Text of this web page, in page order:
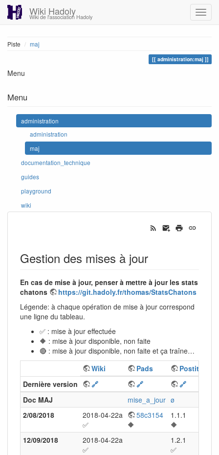
Wiki Hadoly
Wiki de l'association Hadoly
Piste maj
administration:maj
Menu
Menu
administration
administration
maj
documentation_technique
guides
playground
wiki
Gestion des mises à jour
En cas de mise à jour, penser à mettre à jour les stats
chatons
https://git.hadoly.fr/thomas/StatsChatons
Légende: à chaque opération de mise à jour correspond
une ligne du tableau.
✅ : mise à jour effectuée
🔶 : mise à jour disponible, non faite
🔴 : mise à jour disponible, non faite et ça traîne…
Wiki
Pads Postit
Dernière version
🔗 🔗 🔗
Doc MAJ
mise_a_jour ø
2/08/2018
2018-04-22a
✅
58c3154
🔶
1.1.1
🔶
12/09/2018
2018-04-22a
✅
1.2.1
✅